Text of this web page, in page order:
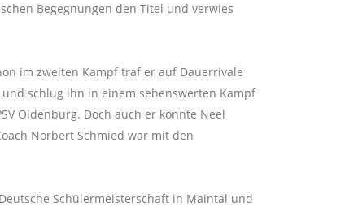
Begegnungen den Titel und verwies
im zweiten Kampf traf er auf Dauerrivale
und schlug ihn in einem sehenswerten Kampf
Oldenburg. Doch auch er konnte Neel
Norbert Schmied war mit den
Schülermeisterschaft in Maintal und